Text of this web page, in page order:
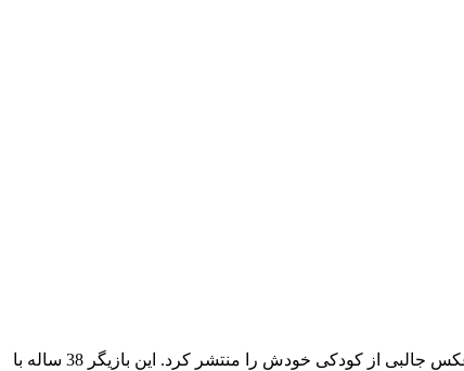
عکس دیده نشده آزاده صمدی بازیگر 38 ساله کشورمان را در زمان کودکی اش مشاهده می کنید. عکس کودکی آزاده صمدی آزاده صمدی عکس جالبی از کودکی خودش را منتشر کرد. این بازیگر 38 ساله با